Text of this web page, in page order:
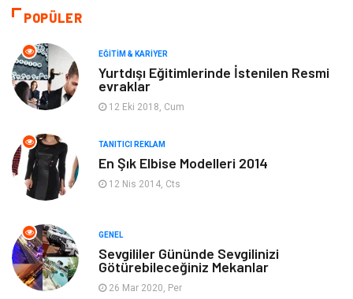
Moda
Makine
Elektronik
Ev Dekorasyon Organizasyon
Anne & Çocuk Genel Kültür
Ev İşleri
POPÜLER
EĞITIM & KARIYER
Yurtdışı Eğitimlerinde İstenilen Resmi
evraklar
12 Eki 2018, Cum
TANITICI REKLAM
En Şık Elbise Modelleri 2014
12 Nis 2014, Cts
GENEL
Sevgililer Gününde Sevgilinizi
Götürebileceğiniz Mekanlar
26 Mar 2020, Per